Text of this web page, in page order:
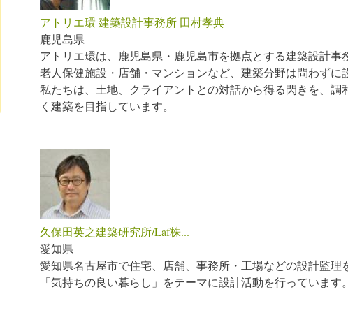
アトリエ環 建築設計事務所 田村孝典
鹿児島県
アトリエ環は、鹿児島県・鹿児島市を拠点とする建築設計事
老人保健施設・店舗・マンションなど、建築分野は問わずに
私たちは、土地、クライアントとの対話から得る閃きを、調
く建築を目指しています。
久保田英之建築研究所/Laf株...
愛知県
愛知県名古屋市で住宅、店舗、事務所・工場などの設計監理
「気持ちの良い暮らし」をテーマに設計活動を行っています